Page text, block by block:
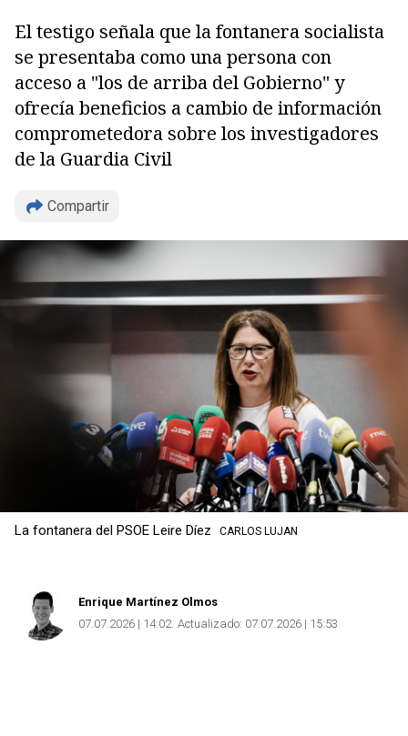
El testigo señala que la fontanera socialista
se presentaba como una persona con
acceso a "los de arriba del Gobierno" y
ofrecía beneficios a cambio de información
comprometedora sobre los investigadores
de la Guardia Civil
Compartir
Copiar
La fontanera del PSOE Leire Díez CARLOS LUJAN
Enrique Martínez Olmos
07.07.2026 | 14:02 Actualizado: 07.07.2026 | 15:53